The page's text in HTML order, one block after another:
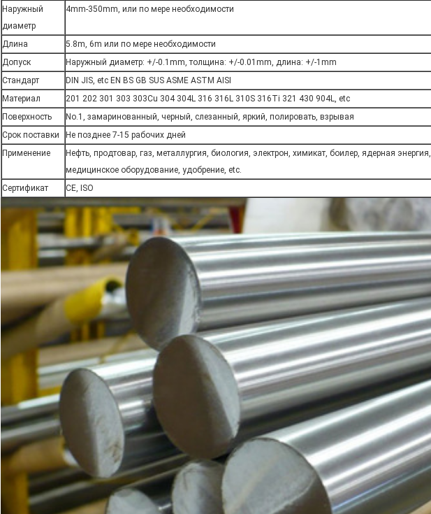
Наружный
диаметр
4mm-350mm, или по мере необходимости
Длина
5.8m, 6m или по мере необходимости
Допуск
Наружный диаметр: +/-0.1mm, толщина: +/-0.01mm, длина: +/-1mm
Стандарт
DIN JIS, etc EN BS GB SUS ASME ASTM AISI
Материал
201 202 301 303 303Cu 304 304L 316 316L 310S 316Ti 321 430 904L, etc
Поверхность
No.1, замаринованный, черный, слезанный, яркий, полировать, взрывая
Срок поставки
Не позднее 7-15 рабочих дней
Применение
Нефть, продтовар, газ, металлургия, биология, электрон, химикат, боилер, ядерная энергия,
медицинское оборудование, удобрение, etc.
Сертификат
CE, ISO